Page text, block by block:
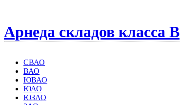
Арнеда складов класса B
СВАО
ВАО
ЮВАО
ЮАО
ЮЗАО